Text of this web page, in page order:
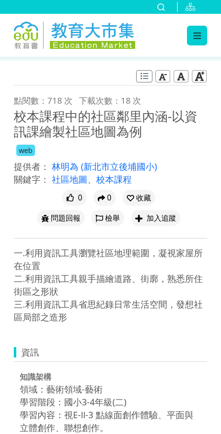
點閱數：718 次 下載次數：18 次
校本課程中的社區鄰里內涵-以資
訊課繪製社區地圖為例
web
提供者： 林明為 (新北市立後埔國小)
關鍵字： 社區地圖、 校本課程
0 0
收藏
問題回報
檢舉 加入追蹤
一.利用資訊工具瀏覽社區地理範圍，凝視家屋所
在位置
二.利用資訊工具親手描繪道路、街廓，熟悉所住
街區之形狀
三.利用資訊工具省思紀錄日常生活空間，發想社
資訊
知識架構
領域：藝術領域-藝術
學習階段：國小3-4年級(二)
學習內容：視E-Ⅱ-3 點線面創作體驗、平面與
立體創作、聯想創作。